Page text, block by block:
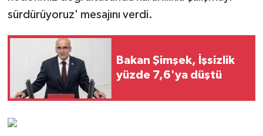
sürdürüyoruz' mesajını verdi.
Bakan Şimşek, İşsizlik
yüzde 7,6'ya düştü